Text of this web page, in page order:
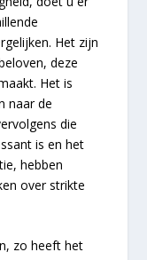
Het zijn
deze
Het is
naar de
die
is en het
hebben
over strikte
zo heeft het